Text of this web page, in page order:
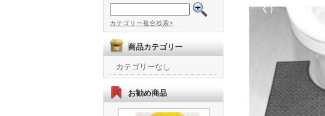
く）
カテゴリー複合検索>
商品カテゴリー
カテゴリーなし
お勧め商品